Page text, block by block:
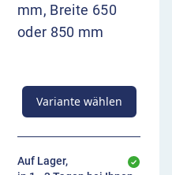
mm, Breite 650
oder 850 mm
Variante wählen
Auf Lager,